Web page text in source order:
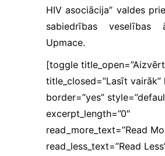
HIV asociācija” valdes
sabiedrības veselības
Upmace.
[toggle
title_closed=”Lasīt vairāk”
border=”yes”
excerpt_length=”0″
read_more_text=”Read
read_less_text=”Read
reģistrē tikai
saglabājot
lietotāja
atsakāties no
sīkdatnēm,
pazust no
vietnes.